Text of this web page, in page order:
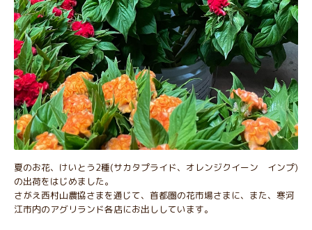
夏のお花、けいとう2種(サカタプライド、オレンジクイーン インプ)
の出荷をはじめました。
さがえ西村山農協さまを通じて、首都圏の花市場さまに、また、寒河
江市内のアグリランド各店にお出ししています。